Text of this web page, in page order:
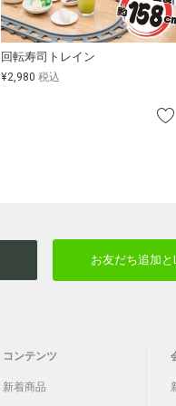
回転寿司トレイン
¥2,980 税込
お友だち追加と
コンテンツ
新着商品